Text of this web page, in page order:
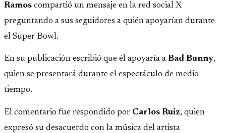
Ramos compartió un mensaje en la red social X
preguntando a sus seguidores a quién apoyarían durante
el Super Bowl.
En su publicación escribió que él apoyaría a Bad Bunny,
quien se presentará durante el espectáculo de medio
tiempo.
El comentario fue respondido por Carlos Ruiz, quien
expresó su desacuerdo con la música del artista